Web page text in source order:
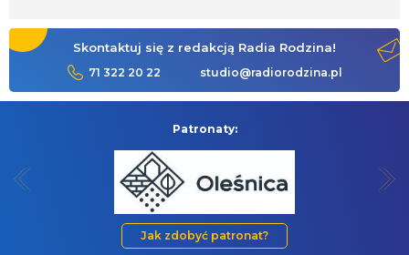
Skontaktuj się z redakcją Radia Rodzina!
71 322 20 22 studio@radiorodzina.pl
Patronaty:
Jak zdobyć patronat?